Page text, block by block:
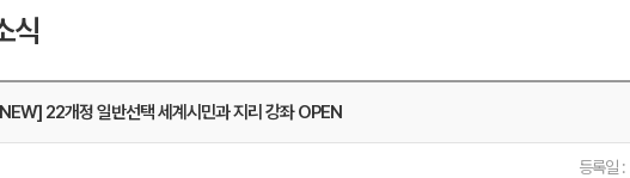
식
22개정 일반선택 세계시민과 지리 강좌 OPEN
등록일 :